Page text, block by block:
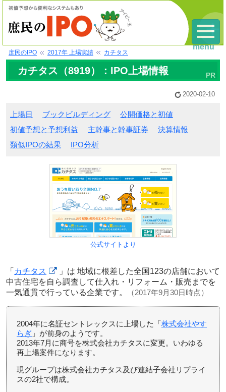
庶民のIPO 2017年 上場実績 カチタス
カチタス（8919）：IPO上場情報
2020-02-10
上場日 ブックビルディング
公開価格と初値
初値予想と予想利益
主幹事と幹事証券
決算情報
類似IPOの結果
IPO分析
公式サイトより
「 カチタス
」は 地域に根差した全国123の店舗において
中古住宅を自ら調査して仕入れ・リフォーム・販売までを
一気通貫で行っている企業です。
（2017年9月30日時点）
2004年に名証セントレックスに上場した「株式会社やす
らぎ 」が前身のようです。
2013年7月に商号を株式会社カチタスに変更。いわゆる
再上場案件になります。
現グループは株式会社カチタス及び連結子会社リプライ
スの2社で構成。
menu